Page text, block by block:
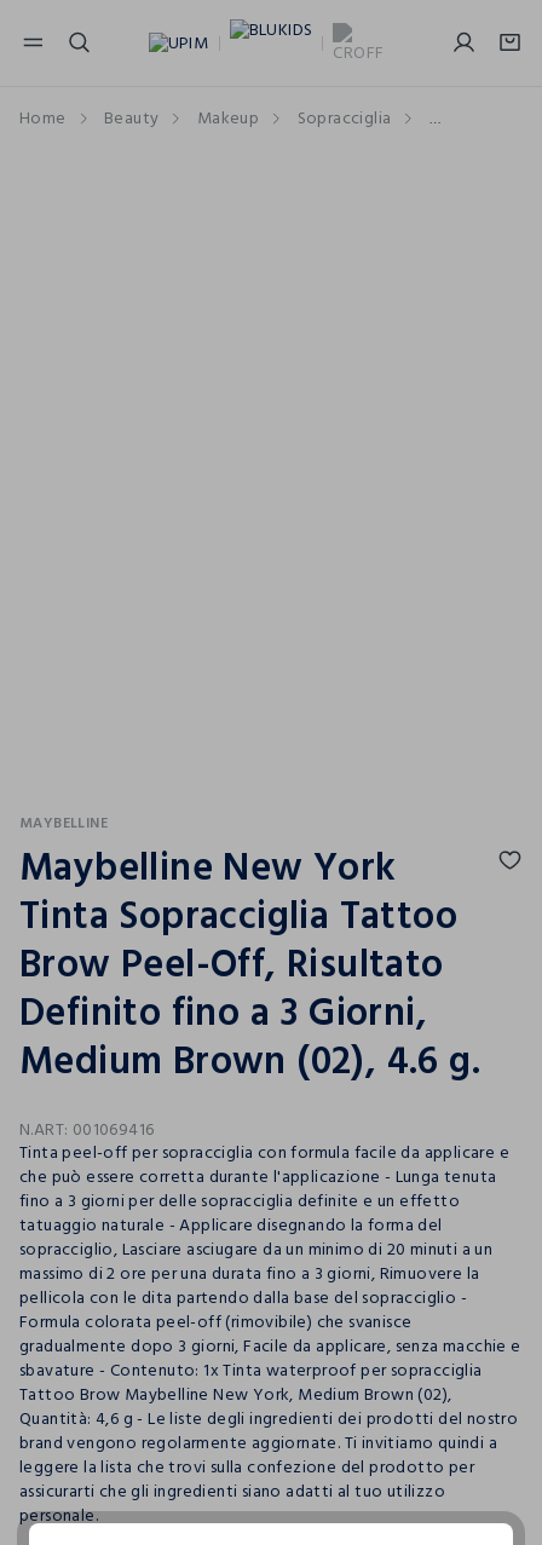
NAVIGATION.ARIA.GOTOMAINCONTENT
Home Beauty Makeup Sopracciglia Tinte e
MAYBELLINE
Maybelline New York
Tinta Sopracciglia Tattoo
Brow Peel-Off, Risultato
Definito fino a 3 Giorni,
Medium Brown (02), 4.6 g.
N.ART: 001069416
Tinta peel-off per sopracciglia con formula facile da applicare e
che può essere corretta durante l'applicazione - Lunga tenuta
fino a 3 giorni per delle sopracciglia definite e un effetto
tatuaggio naturale - Applicare disegnando la forma del
sopracciglio, Lasciare asciugare da un minimo di 20 minuti a un
massimo di 2 ore per una durata fino a 3 giorni, Rimuovere la
pellicola con le dita partendo dalla base del sopracciglio -
Formula colorata peel-off (rimovibile) che svanisce
gradualmente dopo 3 giorni, Facile da applicare, senza macchie e
sbavature - Contenuto: 1x Tinta waterproof per sopracciglia
Tattoo Brow Maybelline New York, Medium Brown (02),
Quantità: 4,6 g - Le liste degli ingredienti dei prodotti del nostro
brand vengono regolarmente aggiornate. Ti invitiamo quindi a
leggere la lista che trovi sulla confezione del prodotto per
assicurarti che gli ingredienti siano adatti al tuo utilizzo
personale.